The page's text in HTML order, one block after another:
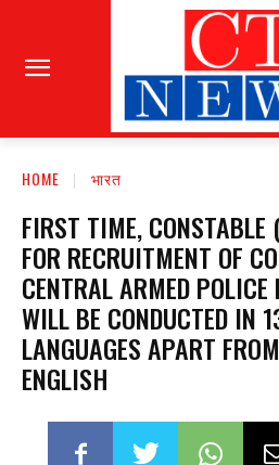
HOME भारत
FIRST TIME,
FOR RECRUITMENT OF
CENTRAL ARMED
WILL BE CONDUCTED IN
LANGUAGES APART
ENGLISH